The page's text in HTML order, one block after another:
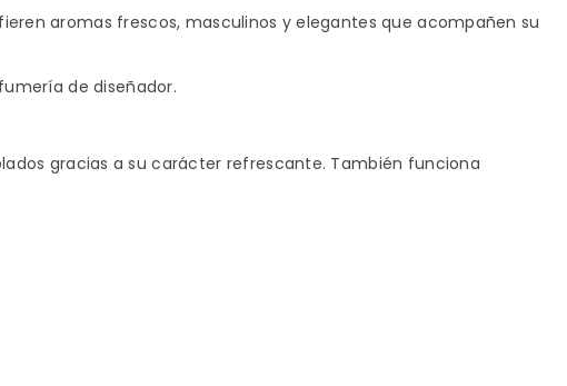
aromas frescos, masculinos y elegantes que acompañen su
de diseñador.
gracias a su carácter refrescante. También funciona